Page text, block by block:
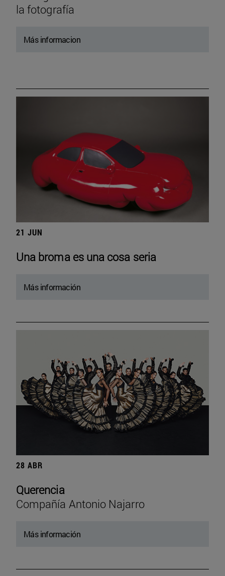
la fotografía
Más informacion
21 JUN
Una broma es una cosa seria
Más información
28 ABR
Querencia
Compañía Antonio Najarro
Más información